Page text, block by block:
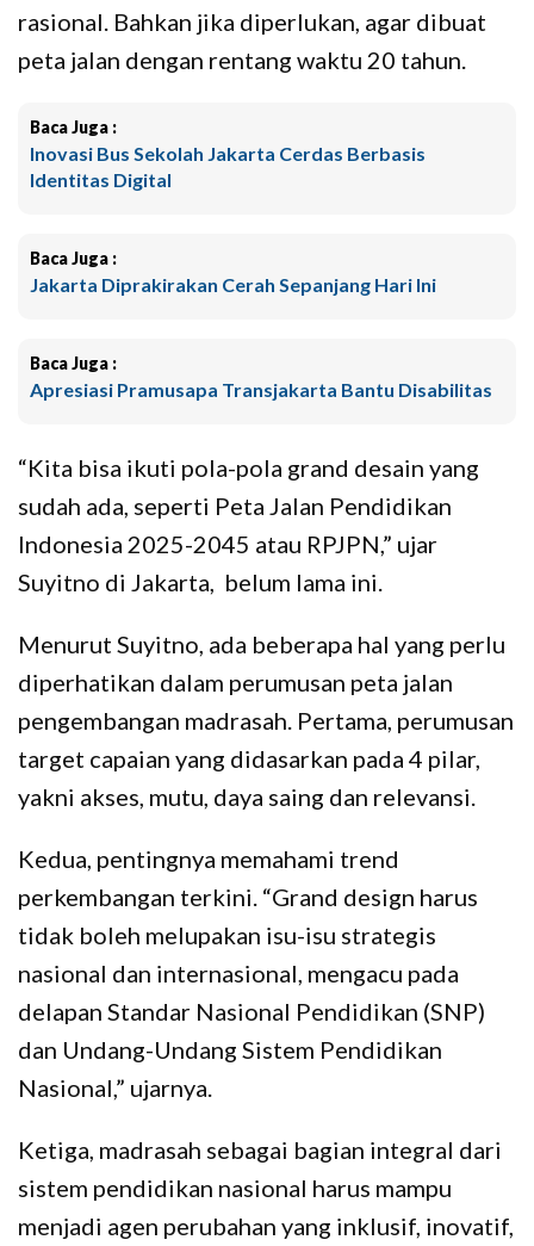
rasional. Bahkan jika diperlukan, agar dibuat
peta jalan dengan rentang waktu 20 tahun.
Baca Juga :
Inovasi Bus Sekolah Jakarta Cerdas Berbasis
Identitas Digital
Baca Juga :
Jakarta Diprakirakan Cerah Sepanjang Hari Ini
Baca Juga :
Apresiasi Pramusapa Transjakarta Bantu Disabilitas
“Kita bisa ikuti pola-pola grand desain yang
sudah ada, seperti Peta Jalan Pendidikan
Indonesia 2025-2045 atau RPJPN,” ujar
Suyitno di Jakarta, belum lama ini.
Menurut Suyitno, ada beberapa hal yang perlu
diperhatikan dalam perumusan peta jalan
pengembangan madrasah. Pertama, perumusan
target capaian yang didasarkan pada 4 pilar,
yakni akses, mutu, daya saing dan relevansi.
Kedua, pentingnya memahami trend
perkembangan terkini. “Grand design harus
tidak boleh melupakan isu-isu strategis
nasional dan internasional, mengacu pada
delapan Standar Nasional Pendidikan (SNP)
dan Undang-Undang Sistem Pendidikan
Nasional,” ujarnya.
Ketiga, madrasah sebagai bagian integral dari
sistem pendidikan nasional harus mampu
menjadi agen perubahan yang inklusif, inovatif,